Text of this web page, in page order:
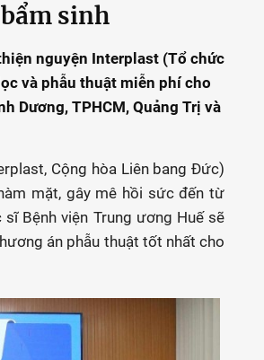
sinh
nguyện Interplast (Tổ chức
và phẫu thuật miễn phí cho
Dương, TPHCM, Quảng Trị và
Cộng hòa Liên bang Đức)
mặt, gây mê hồi sức đến từ
Bệnh viện Trung ương Huế sẽ
án phẫu thuật tốt nhất cho